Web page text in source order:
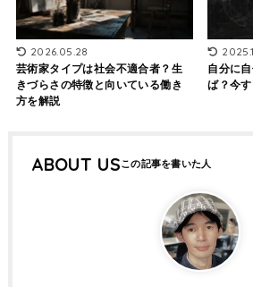
2026.05.28
芸術家タイプは社会不適合者？生
きづらさの特徴と向いている働き
方を解説
自分に
ば？今
ABOUT US